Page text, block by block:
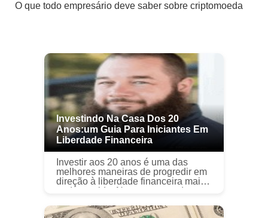
O que todo empresário deve saber sobre criptomoeda
Investindo Na Casa Dos 20
Anos:um Guia Para Iniciantes Em
Liberdade Financeira
Investir aos 20 anos é uma das
melhores maneiras de progredir em
direção à liberdade financeira mais
tarde na vida. No entanto, pode ser
começarem a investir. Mes...